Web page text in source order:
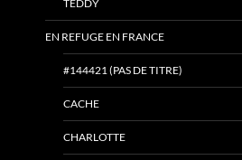
TEDDY
EN REFUGE EN FRANCE
#144421 (PAS DE TITRE)
CACHE
CHARLOTTE